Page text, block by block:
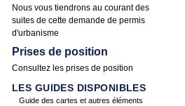
Nous vous tiendrons au courant des
suites de cette demande de permis
d'urbanisme
Prises de position
Consultez les prises de position
LES GUIDES DISPONIBLES
Guide des cartes et autres éléments